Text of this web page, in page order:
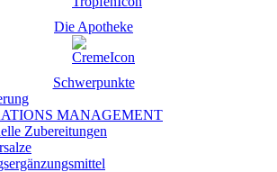
Die Apotheke
Schwerpunkte
MANAGEMENT
Zubereitungen